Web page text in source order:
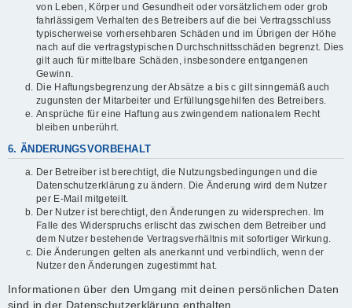
von Leben, Körper und Gesundheit oder vorsätzlichem oder grob
fahrlässigem Verhalten des Betreibers auf die bei Vertragsschluss
typischerweise vorhersehbaren Schäden und im Übrigen der Höhe
nach auf die vertragstypischen Durchschnittsschäden begrenzt. Dies
gilt auch für mittelbare Schäden, insbesondere entgangenen
Gewinn.
Die Haftungsbegrenzung der Absätze a bis c gilt sinngemäß auch
zugunsten der Mitarbeiter und Erfüllungsgehilfen des Betreibers.
Ansprüche für eine Haftung aus zwingendem nationalem Recht
bleiben unberührt.
6. ÄNDERUNGSVORBEHALT
Der Betreiber ist berechtigt, die Nutzungsbedingungen und die
Datenschutzerklärung zu ändern. Die Änderung wird dem Nutzer
per E-Mail mitgeteilt.
Der Nutzer ist berechtigt, den Änderungen zu widersprechen. Im
Falle des Widerspruchs erlischt das zwischen dem Betreiber und
dem Nutzer bestehende Vertragsverhältnis mit sofortiger Wirkung.
Die Änderungen gelten als anerkannt und verbindlich, wenn der
Nutzer den Änderungen zugestimmt hat.
Informationen über den Umgang mit deinen persönlichen Daten
sind in der Datenschutzerklärung enthalten.